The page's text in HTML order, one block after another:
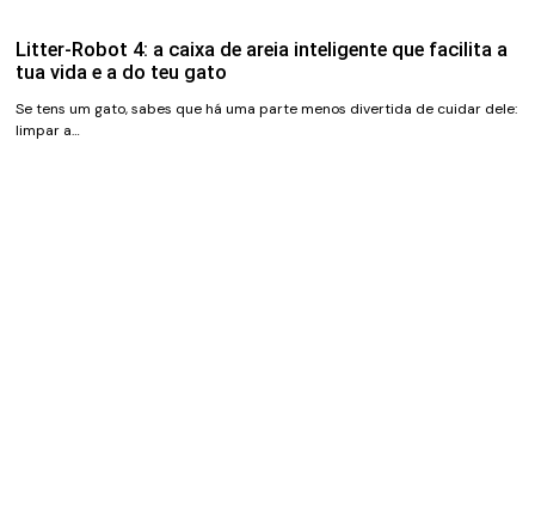
Litter-Robot 4: a caixa de areia inteligente que facilita a
tua vida e a do teu gato
Se tens um gato, sabes que há uma parte menos divertida de cuidar dele:
limpar a…